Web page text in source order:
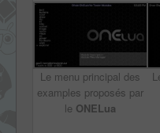
Le menu principal des
examples proposés par
le ONELua